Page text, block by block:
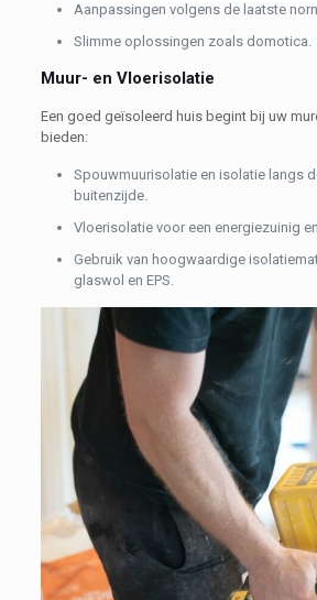
Aanpassingen volgens de laatste
Slimme oplossingen zoals domotica.
Muur- en Vloerisolatie
Een goed geïsoleerd huis begint bij uw
bieden:
Spouwmuurisolatie en isolatie langs
buitenzijde.
Vloerisolatie voor een energiezuinig
Gebruik van hoogwaardige
glaswol en EPS.